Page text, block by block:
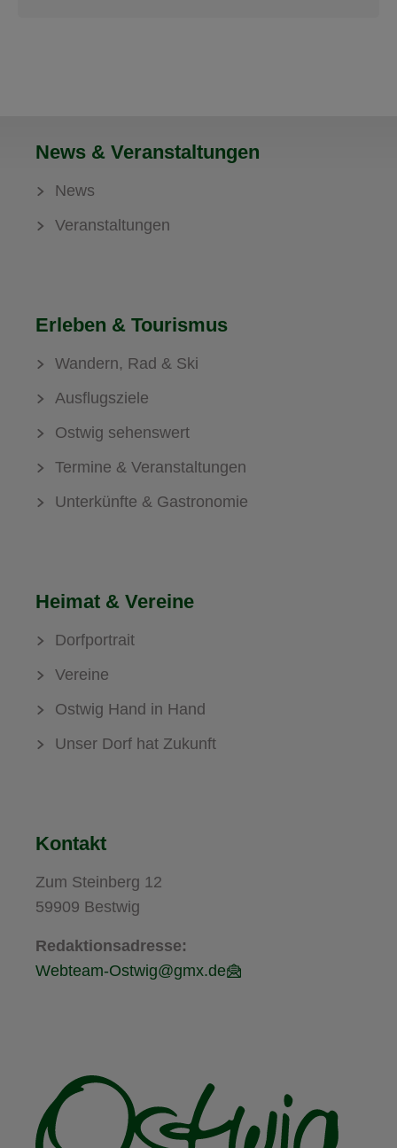
News & Veranstaltungen
News
Veranstaltungen
Erleben & Tourismus
Wandern, Rad & Ski
Ausflugsziele
Ostwig sehenswert
Termine & Veranstaltungen
Unterkünfte & Gastronomie
Heimat & Vereine
Dorfportrait
Vereine
Ostwig Hand in Hand
Unser Dorf hat Zukunft
Kontakt
Zum Steinberg 12
59909 Bestwig
Redaktionsadresse:
Webteam-Ostwig@gmx.de